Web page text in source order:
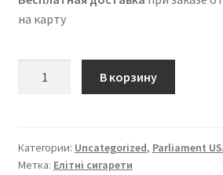
на карту
Silver
USA
В корзину
Категории: Uncategorized, Parliament
Метка: Елітні сигарети